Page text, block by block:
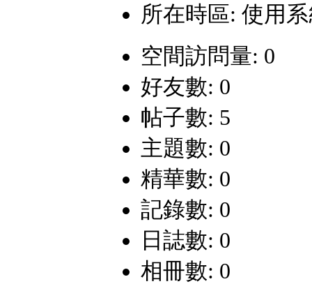
所在時區: 使用
空間訪問量: 0
好友數: 0
帖子數: 5
主題數: 0
精華數: 0
記錄數: 0
日誌數: 0
相冊數: 0